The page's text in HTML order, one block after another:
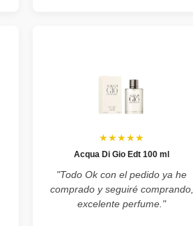
★★★★★
Acqua Di Gio Edt 100 ml
"Todo Ok con el pedido ya he
comprado y seguiré comprando,
excelente perfume."